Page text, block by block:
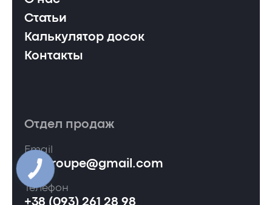
Статьи
Калькулятор досок
Контакты
Отдел продаж
Email
ervgroupe@gmail.com
Телефон
+38 (093) 261 28 98